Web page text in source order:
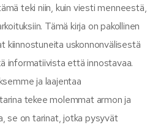
teki niin, kuin viesti menneestä,
Tämä kirja on pakollinen
kiinnostuneita uskonnonvälisestä
informatiivista että innostavaa.
ja laajentaa
tekee molemmat armon ja
se on tarinat, jotka pysyvät